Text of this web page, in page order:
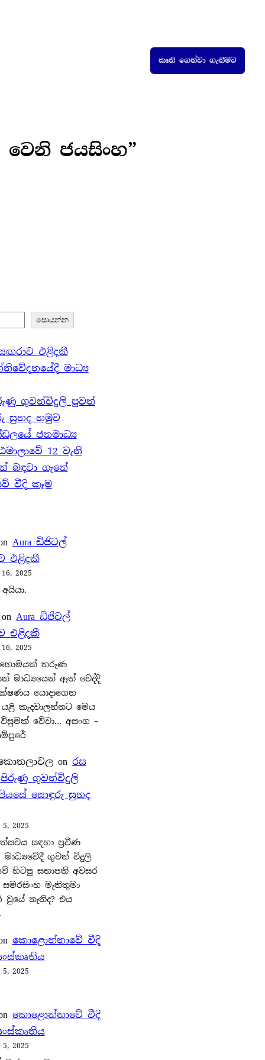
කෘති ගෙන්වා ගැනීමට
ජයසිංහ”
සොයන්න
එළිදකී
මාධ්‍ය
ගුවන්විදුලි පුවත්
සුහද හමුව
ජනමාධ්‍ය
12 වැනි
බඳවා ගැනේ
වීදි කෑම
Aura ඩිජිටල්
එළිදකී
16, 2025
Aura ඩිජිටල්
එළිදකී
16, 2025
තරුණ
මාධ්‍යයෙන් ඈත් වෙද්දි
යොදාගෙන
කැදවාලන්නට මෙය
වේවා… අසංග –
on රස
ගුවන්විදුලි
සොඳුරු සුහද
5, 2025
සඳහා ප්‍රවීණ
මාධ්‍යවේදී ගුවන් විදුලි
හිටපු සභාපති අවසර
මැතිතුමා
වුයේ නැතිද? එය
කොළොන්නාවේ වීදි
5, 2025
කොළොන්නාවේ වීදි
5, 2025